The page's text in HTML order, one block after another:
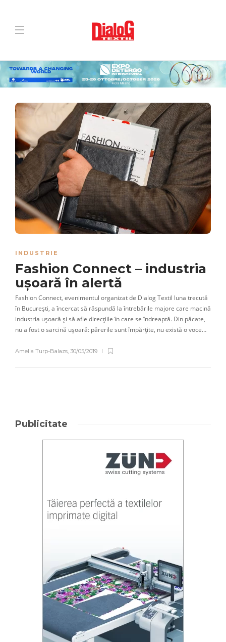
INDUSTRIE
Fashion Connect – industria
ușoară în alertă
Fashion Connect, evenimentul organizat de Dialog Textil luna trecută
în București, a încercat să răspundă la întrebările majore care macină
industria ușoară și să afle direcțiile în care se îndreaptă. Din păcate,
nu a fost o sarcină ușoară: părerile sunt împărțite, nu există o voce…
Amelia Turp-Balazs 30/05/2019
Publicitate